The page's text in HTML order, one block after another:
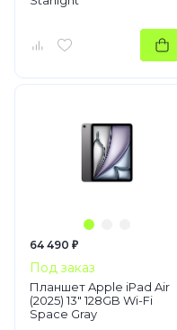
64 490 ₽
Под заказ
Планшет Apple iPad Air
(2025) 13" 128GB Wi-Fi
Space Gray